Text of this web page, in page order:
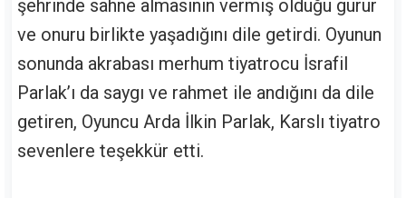
şehrinde sahne almasının vermiş olduğu gurur
ve onuru birlikte yaşadığını dile getirdi. Oyunun
sonunda akrabası merhum tiyatrocu İsrafil
Parlak’ı da saygı ve rahmet ile andığını da dile
getiren, Oyuncu Arda İlkin Parlak, Karslı tiyatro
sevenlere teşekkür etti.